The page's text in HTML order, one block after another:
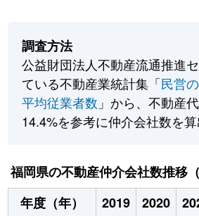
調査方法
公益財団法人不動産流通推進
ている不動産業統計集「民営
平均従業者数 」から、不動産
14.4%を参考に仲介会社数を算
福岡県の不動産仲介会社数推移
年度（年）
2019 2020